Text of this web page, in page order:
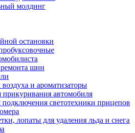
молдинг
остановки
шин
и ароматизаторы
прикуривания автомобиля
подключения светотехники прицепов
лопаты для удаления льда и снега